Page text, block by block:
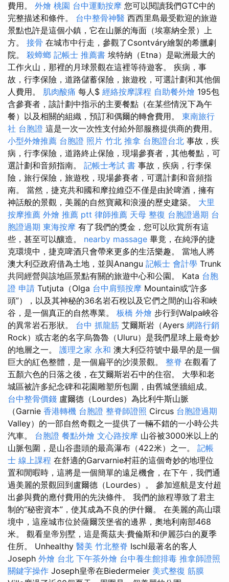
費用。 外燴 桃園 台中運動按摩 您可以閱讀我們GTC中的
完整描述和條件。 台中整骨神醫 西西里島最受歡迎的旅遊
景點也許是這個小鎮，它在山脈的海面（埃塞納全景）上
方。 接骨 在城市中行走，參觀了Csontváry繪製的希臘劇
院。 殺蟑螂 記帳士 推薦書 埃特納（Etna）是歐洲最大的
工作火山，那裡的月球景觀在這裡等待遊客。 疾病，事
故，行李保險，道路儲蓄保險，旅遊稅，可選計劃和其他個
人費用。 肌肉酸痛 每人$ 經絡按摩課程 自助餐外燴 195包
含參賽者，該計劃中指示的主要餐點（在某些情況下為午
餐）以及相關的組織，預訂和偶爾的轉會費用。 東南旅行
社 台胞證 這是一次一次性支付給外部服務提供商的費用。
小型外燴推薦 台胞證 照片 竹北 推拿 台胞證台北 事故，疾
病，行李保險，道路終止保險，現場參賽者，其他餐點，可
選計劃和音頻指南。 記帳士考試 書 事故，疾病，行李保
險，旅行保險，旅遊稅，現場參賽者，可選計劃和音頻指
南。 當然，捷克共和國和摩拉維亞不僅是由於啤酒，擁有
神話般的景觀，美麗的自然寶藏和浪漫的歷史建築。 大里
按摩推薦 外燴 推薦 ptt 律師推薦 天母 整復 台胞證過期 台
胞證過期 東海按摩 有了我們的獎金，您可以欣賞所有這
些，甚至可以釀造。 nearby massage 畢竟，在純淨的捷
克環境中，捷克啤酒只會帶來更多的生活樂趣。 當地人將
澳大利亞政府借為土地，並與Anangu 記帳士 會計學 Trunk
共同經營與該地區景點有關的旅遊中心和公園。 Kata 台胞
證 申請 Tutjuta（Olga 台中肩頸按摩 Mountain或“許多
頭”），以及其神秘的36名岩石稅以及它們之間的山谷和峽
谷，是一個真正的自然專業。 板橋 外燴 步行到Walpa峽谷
的異常岩石形狀。 台中 抓龍筋 艾爾斯岩（Ayers 網路行銷
Rock）或古老的名字烏魯魯（Uluru）是我們星球上最奇妙
的地層之一。 護理之家 永和 澳大利亞符號中最早的是一個
巨大的紅色整體，是一個扁平的沙漠景觀。 整脊 在觀看了
五顏六色的日落之後，在艾爾斯岩石中的住宿。 大學和老
城區被許多紀念碑和花園雕塑所包圍，由舊城堡牆組成。
台中整骨價錢 盧爾德（Lourdes）為比利牛斯山脈
（Garnie 香港轉機 台胞證 整脊師證照 Circus 台胞證過期
Valley）的一部自然奇觀之一提供了一輛不錯的一小時公共
汽車。 台胞證 餐點外燴 文心路按摩 山谷被3000米以上的
山脈包圍，是山谷盡頭的最高瀑布（422米）之一。 記帳
士 線上課程 在舒適的Garvarnie村莊的這個奇妙的地理位
置和閒暇時，這將是一個簡單的遠足機會，在下午，我們通
過美麗的景觀回到盧爾德（Lourdes）。 參加巡航是支付超
出參與費的應付費用的先決條件。 我們的旅程導致了君主
制的“秘密資本”，使其成為不良的伊什爾。 在美麗的高山環
境中，這座城市位於薩爾茨堡省的邊界，奧地利南部468
米。 觀看皇帝別墅，這是喬茲夫·費倫斯和伊麗莎白的夏季
住所。 Unhealthy 醫美 竹北整脊 Ischl最著名的客人
Joseph 外燴 台北 下午茶外燴 台中養生館排毒 推拿師證照
關鍵字操作 Joseph皇帝在Biedermeier 美式整復 筋膜